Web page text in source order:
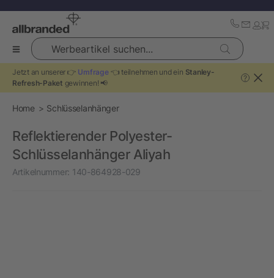
Werbeartikel suchen...
Jetzt an unserer 👉 Umfrage👈 teilnehmen und ein Stanley-
Refresh-Paket gewinnen! 📢
?
Home Schlüsselanhänger
Reflektierender Polyester-
Schlüsselanhänger Aliyah
Artikelnummer: 140-864928-029